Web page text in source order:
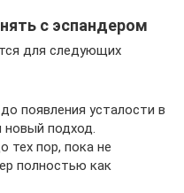
с эспандером
для следующих
появления усталости в
новый подход.
тех пор, пока не
полностью как